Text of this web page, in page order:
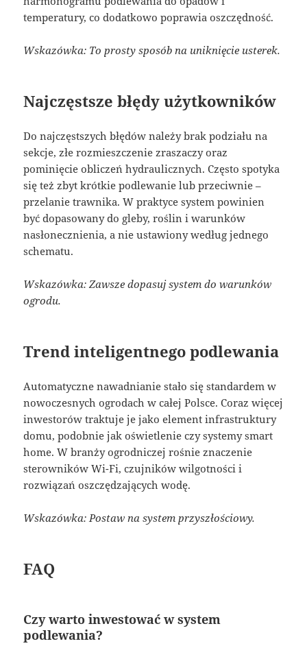
temperatury, co dodatkowo poprawia oszczędność.
Wskazówka: To prosty sposób na uniknięcie usterek.
Najczęstsze błędy użytkowników
Do najczęstszych błędów należy brak podziału na
sekcje, złe rozmieszczenie zraszaczy oraz
pominięcie obliczeń hydraulicznych. Często spotyka
się też zbyt krótkie podlewanie lub przeciwnie –
przelanie trawnika. W praktyce system powinien
być dopasowany do gleby, roślin i warunków
nasłonecznienia, a nie ustawiony według jednego
schematu.
Wskazówka: Zawsze dopasuj system do warunków
ogrodu.
Trend inteligentnego podlewania
Automatyczne nawadnianie stało się standardem w
nowoczesnych ogrodach w całej Polsce. Coraz więcej
inwestorów traktuje je jako element infrastruktury
domu, podobnie jak oświetlenie czy systemy smart
home. W branży ogrodniczej rośnie znaczenie
sterowników Wi-Fi, czujników wilgotności i
rozwiązań oszczędzających wodę.
Wskazówka: Postaw na system przyszłościowy.
FAQ
Czy warto inwestować w system
podlewania?